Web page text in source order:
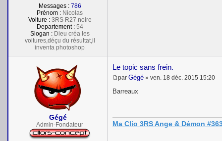
Messages : 786
Prénom : Nicolas
Voiture :3RS R27 noire
Departement :54
Slogan :Dieu créa les
voitures,déçu du résultat,il
inventa photoshop
Gégé
Admin-Fondateur
Le topic sans frein.
M
e
g
e
par Gégé » ven. 18 déc. 2015 15:20
Barreaux
Ma Clio 3RS Ange & Démon